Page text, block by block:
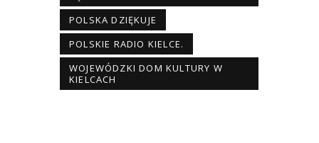
POLSKA DZIĘKUJE
POLSKIE RADIO KIELCE.
WOJEWÓDZKI DOM KULTURY W
KIELCACH